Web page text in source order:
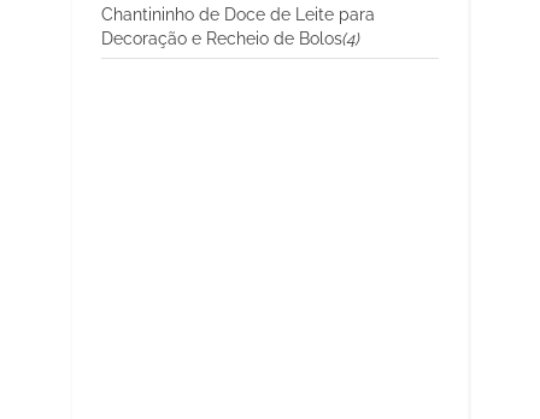
Chantininho de Doce de Leite para
Decoração e Recheio de Bolos(4)